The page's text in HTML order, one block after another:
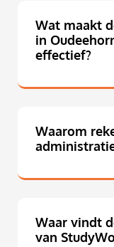
Wat maakt
in
effectief?
Waarom
Waar vindt
van